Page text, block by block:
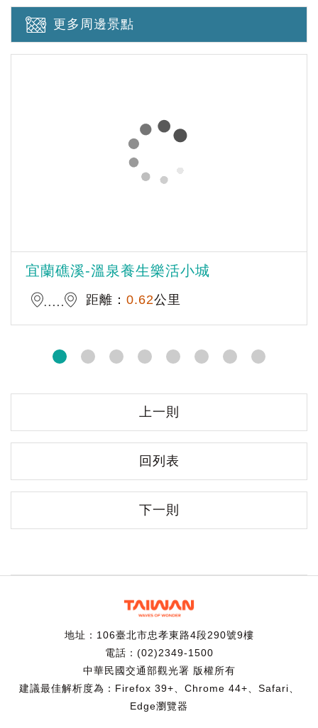
更多周邊景點
宜蘭礁溪-溫泉養生樂活小城
距離： 0.62公里
上一則
回列表
下一則
地址：106臺北市忠孝東路4段290號9樓
電話：(02)2349-1500
中華民國交通部觀光署 版權所有
建議最佳解析度為：Firefox 39+、Chrome 44+、Safari、
Edge瀏覽器